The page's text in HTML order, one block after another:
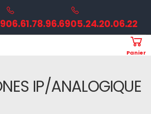
06.61.78.96.6905.24.20.06.22
menu Panier
IP/ANALOGIQUE